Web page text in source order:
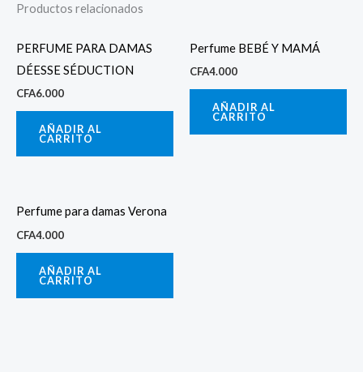
Productos relacionados
PERFUME PARA DAMAS
DÉESSE SÉDUCTION
CFA6.000
AÑADIR AL
CARRITO
Perfume BEBÉ Y MAMÁ
CFA4.000
AÑADIR AL
CARRITO
Perfume para damas Verona
CFA4.000
AÑADIR AL
CARRITO